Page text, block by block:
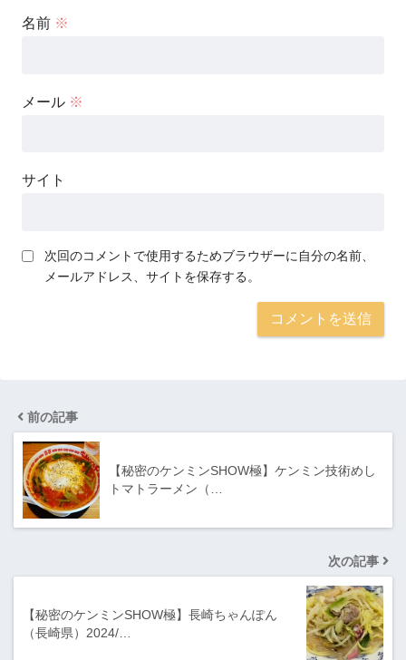
名前 ※
メール ※
サイト
次回のコメントで使用するためブラウザーに自分の名前、
メールアドレス、サイトを保存する。
前の記事
【秘密のケンミンSHOW極】ケンミン技術めし
トマトラーメン（…
次の記事
【秘密のケンミンSHOW極】長崎ちゃんぽん
（長崎県）2024/…